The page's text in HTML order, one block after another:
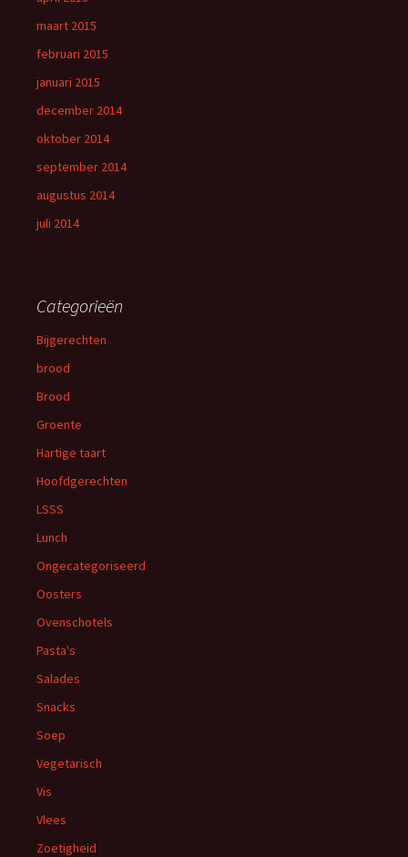
maart 2015
februari 2015
januari 2015
december 2014
oktober 2014
september 2014
augustus 2014
juli 2014
Categorieën
Bijgerechten
brood
Brood
Groente
Hartige taart
Hoofdgerechten
LSSS
Lunch
Ongecategoriseerd
Oosters
Ovenschotels
Pasta's
Salades
Snacks
Soep
Vegetarisch
Vis
Vlees
Zoetigheid